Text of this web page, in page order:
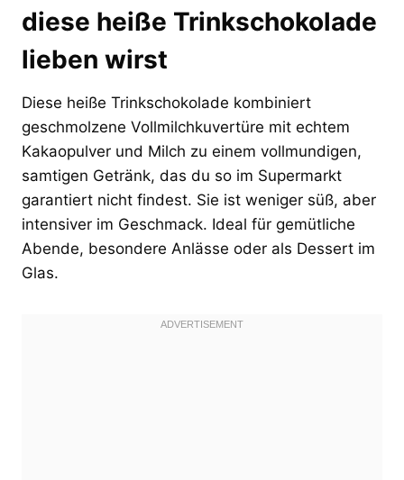
diese heiße Trinkschokolade
lieben wirst
Diese heiße Trinkschokolade kombiniert
geschmolzene Vollmilchkuvertüre mit echtem
Kakaopulver und Milch zu einem vollmundigen,
samtigen Getränk, das du so im Supermarkt
garantiert nicht findest. Sie ist weniger süß, aber
intensiver im Geschmack. Ideal für gemütliche
Abende, besondere Anlässe oder als Dessert im
Glas.